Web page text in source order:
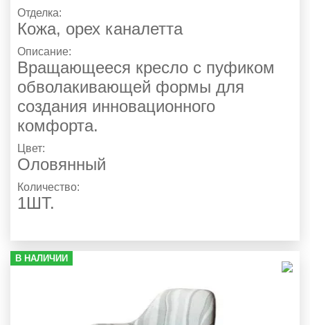
Отделка:
Кожа, орех каналетта
Описание:
Вращающееся кресло с пуфиком
обволакивающей формы для
создания инновационного
комфорта.
Цвет:
Оловянный
Количество:
1ШТ.
В НАЛИЧИИ